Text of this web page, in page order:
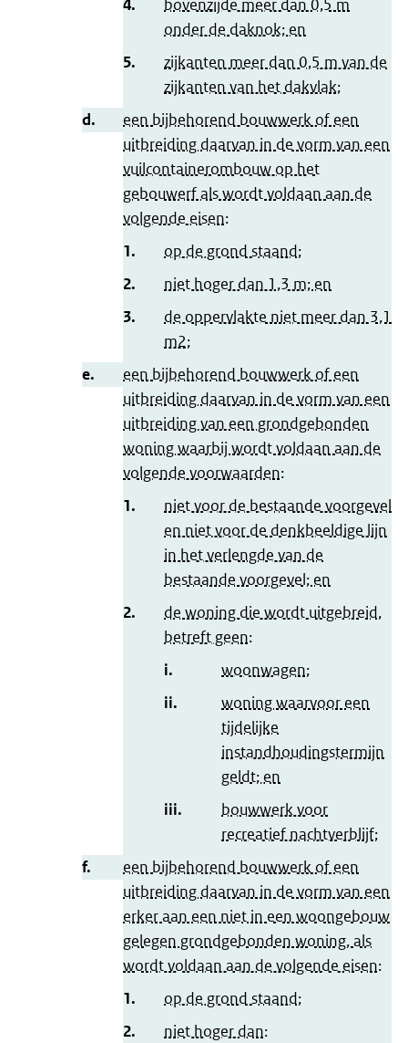
4.
bovenzijde meer dan 0,5 m
onder de daknok; en
5.
zijkanten meer dan 0,5 m van de
zijkanten van het dakvlak;
d.
een bijbehorend bouwwerk of een
uitbreiding daarvan in de vorm van een
vuilcontainerombouw op het
gebouwerf als wordt voldaan aan de
volgende eisen:
1.
op de grond staand;
2.
niet hoger dan 1,3 m; en
3.
de oppervlakte niet meer dan 3,1
m2;
e.
een bijbehorend bouwwerk of een
uitbreiding daarvan in de vorm van een
uitbreiding van een grondgebonden
woning waarbij wordt voldaan aan de
volgende voorwaarden:
1.
niet voor de bestaande voorgevel
en niet voor de denkbeeldige lijn
in het verlengde van de
bestaande voorgevel; en
2.
de woning die wordt uitgebreid,
betreft geen:
i.
woonwagen;
ii.
woning waarvoor een
tijdelijke
instandhoudingstermijn
geldt; en
iii.
bouwwerk voor
recreatief nachtverblijf;
f.
een bijbehorend bouwwerk of een
uitbreiding daarvan in de vorm van een
erker aan een niet in een woongebouw
gelegen grondgebonden woning, als
wordt voldaan aan de volgende eisen:
1.
op de grond staand;
2.
niet hoger dan: